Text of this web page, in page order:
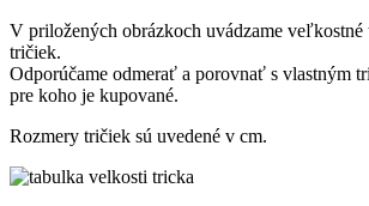
V priložených obrázkoch uvádzame
tričiek.
Odporúčame odmerať a porovnať s vlastným
pre koho je kupované.
Rozmery tričiek sú uvedené v cm.